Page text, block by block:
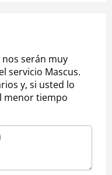
serán muy
servicio Mascus.
y, si usted lo
menor tiempo